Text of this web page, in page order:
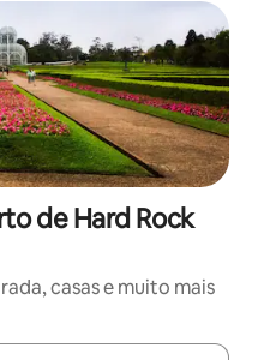
de Hard Rock
casas e muito mais